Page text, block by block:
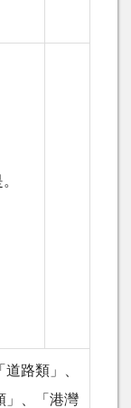
路類」、
」、「港灣